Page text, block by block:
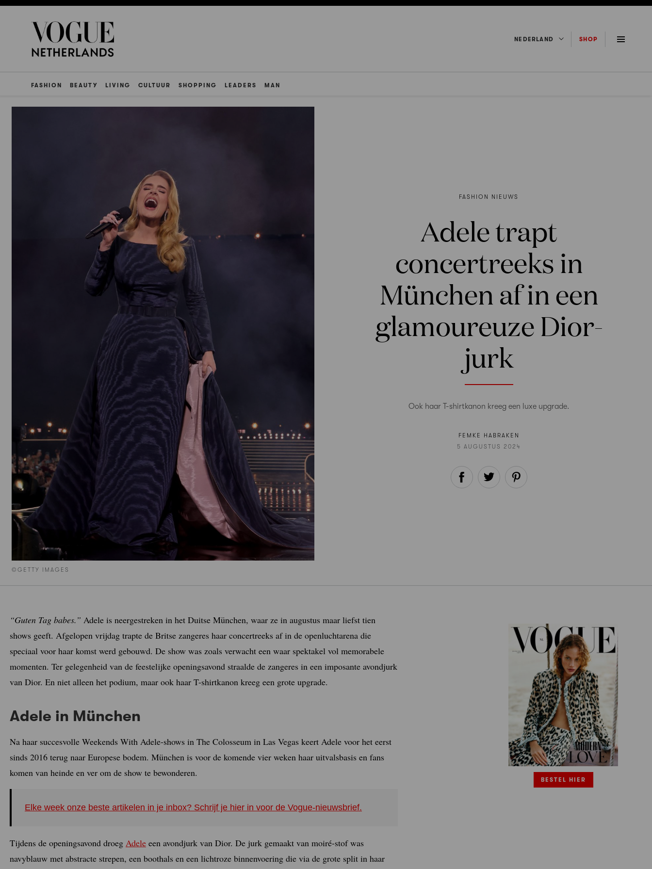
NEDERLAND SHOP
FASHION BEAUTY LIVING CULTUUR SHOPPING LEADERS MAN
©GETTY IMAGES
FASHION NIEUWS
Adele trapt
concertreeks in
München af in een
glamoureuze Dior-
jurk
Ook haar T-shirtkanon kreeg een luxe upgrade.
FEMKE HABRAKEN
5 AUGUSTUS 2024
“Guten Tag babes.” Adele is neergestreken in het Duitse München, waar ze in augustus maar liefst tien
shows geeft. Afgelopen vrijdag trapte de Britse zangeres haar concertreeks af in de openluchtarena die
speciaal voor haar komst werd gebouwd. De show was zoals verwacht een waar spektakel vol memorabele
momenten. Ter gelegenheid van de feestelijke openingsavond straalde de zangeres in een imposante avondjurk
van Dior. En niet alleen het podium, maar ook haar T-shirtkanon kreeg een grote upgrade.
Adele in München
Na haar succesvolle Weekends With Adele-shows in The Colosseum in Las Vegas keert Adele voor het eerst
sinds 2016 terug naar Europese bodem. München is voor de komende vier weken haar uitvalsbasis en fans
komen van heinde en ver om de show te bewonderen.
Elke week onze beste artikelen in je inbox? Schrijf je hier in voor de Vogue-nieuwsbrief.
Tijdens de openingsavond droeg Adele een avondjurk van Dior. De jurk gemaakt van moiré-stof was
navyblauw met abstracte strepen, een boothals en een lichtroze binnenvoering die via de grote split in haar
BESTEL HIER